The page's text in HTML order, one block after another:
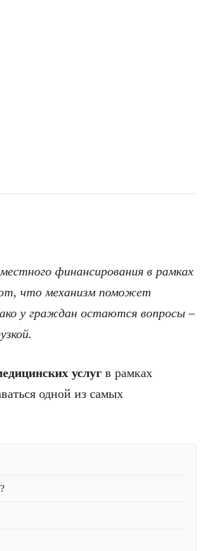
финансирования в рамках
что механизм поможет
у граждан остаются вопросы –
услуг в рамках
одной из самых